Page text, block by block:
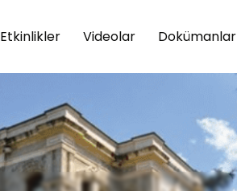
Etkinlikler Videolar Dokümanlar